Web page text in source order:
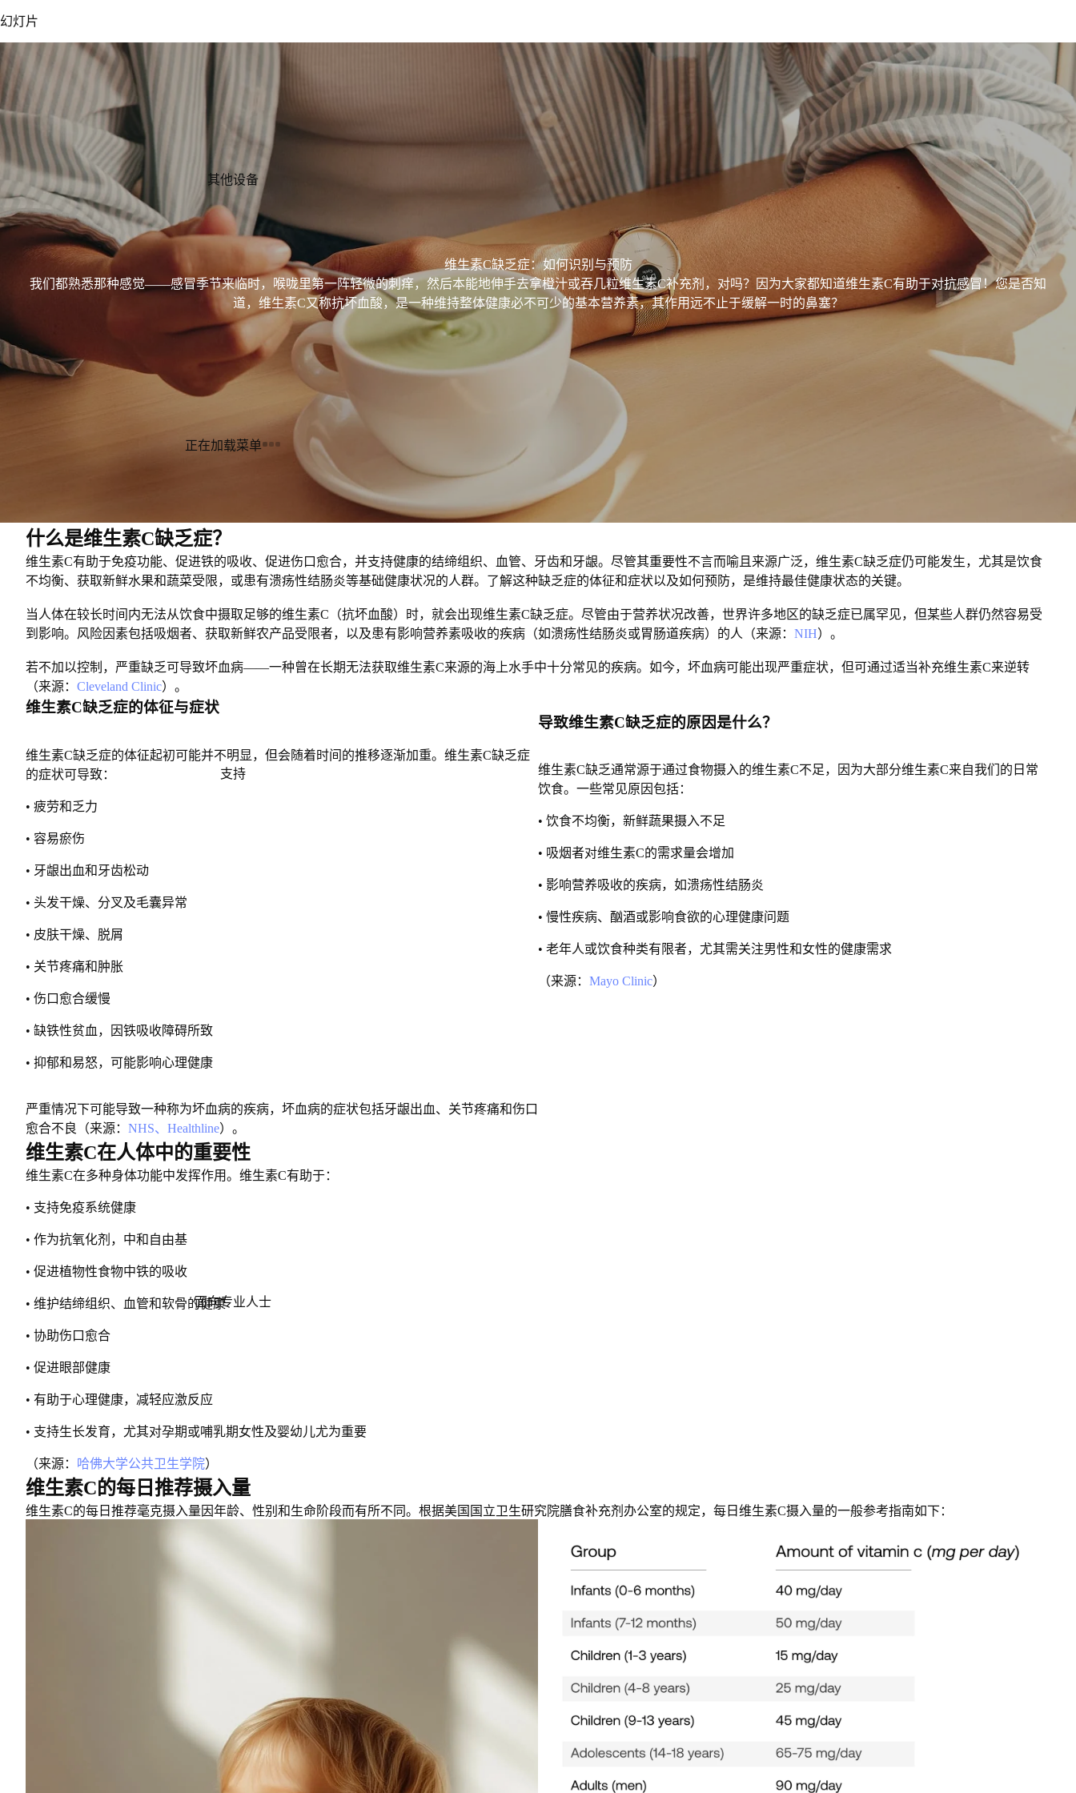
其他设备
正在加载菜单
支持
面向专业人士
幻灯片
维生素C缺乏症：如何识别与预防
我们都熟悉那种感觉——感冒季节来临时，喉咙里第一阵轻微的刺痒，然后本能地伸手去拿橙汁或吞几粒维生素C补充剂，对吗？因为大家都知道维生素C有助于对抗感冒！您是否知
道，维生素C又称抗坏血酸，是一种维持整体健康必不可少的基本营养素，其作用远不止于缓解一时的鼻塞？
什么是维生素C缺乏症？
维生素C有助于免疫功能、促进铁的吸收、促进伤口愈合，并支持健康的结缔组织、血管、牙齿和牙龈。尽管其重要性不言而喻且来源广泛， 维生素C缺乏症仍可能发生，尤其是饮食
不均衡、获取新鲜水果和蔬菜受限，或患有溃疡性结肠炎等基础健康状况的人群。了解这种缺乏症的体征和症状以及如何预防，是维持最佳健康状态的关键。
当人体在较长时间内无法从饮食中摄取足够的维生素C（抗坏血酸）时，就会出现维生素C缺乏症。尽管由于营养状况改善，世界许多地区的缺乏症已属罕见，但某些人群仍然容易受
到影响。风险因素包括吸烟者、获取新鲜农产品受限者，以及患有影响营养素吸收的疾病（如溃疡性结肠炎或胃肠道疾病）的人（来源： NIH）。
若不加以控制，严重缺乏可导致坏血病——一种曾在长期无法获取维生素C来源的海上水手中十分常见的疾病。如今，坏血病可能出现严重症状，但可通过适当补充维生素C来逆转
（来源： Cleveland Clinic）。
维生素C缺乏症的体征与症状
维生素C缺乏症的体征起初可能并不明显，但会随着时间的推移逐渐加重。维生素C缺乏症
的症状可导致：
• 疲劳和乏力
• 容易瘀伤
• 牙龈出血和牙齿松动
• 头发干燥、分叉及毛囊异常
• 皮肤干燥、脱屑
• 关节疼痛和肿胀
• 伤口愈合缓慢
• 缺铁性贫血，因铁吸收障碍所致
• 抑郁和易怒，可能影响心理健康
严重情况下可能导致一种称为坏血病的疾病，坏血病的症状包括牙龈出血、关节疼痛和伤口
愈合不良（来源： NHS、Healthline）。
导致维生素C缺乏症的原因是什么？
维生素C缺乏通常源于通过食物摄入的维生素C不足，因为大部分维生素C来自我们的日常
饮食。一些常见原因包括：
• 饮食不均衡，新鲜蔬果摄入不足
• 吸烟者对维生素C的需求量会增加
• 影响营养吸收的疾病，如溃疡性结肠炎
• 慢性疾病、酗酒或影响食欲的心理健康问题
• 老年人或饮食种类有限者，尤其需关注男性和女性的健康需求
（来源： Mayo Clinic）
维生素C在人体中的重要性
维生素C在多种身体功能中发挥作用。维生素C有助于：
• 支持免疫系统健康
• 作为抗氧化剂，中和自由基
• 促进植物性食物中铁的吸收
• 维护结缔组织、血管和软骨的健康
• 协助伤口愈合
• 促进眼部健康
• 有助于心理健康，减轻应激反应
• 支持生长发育，尤其对孕期或哺乳期女性及婴幼儿尤为重要
（来源： 哈佛大学公共卫生学院）
维生素C的每日推荐摄入量
维生素C的每日推荐毫克摄入量因年龄、性别和生命阶段而有所不同。根据美国国立卫生研究院膳食补充剂办公室的规定，每日维生素C摄入量的一般参考指南如下：